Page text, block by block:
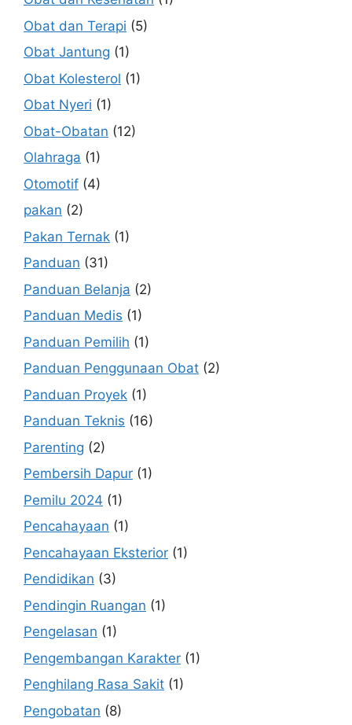
Obat dan Terapi (5)
Obat Jantung (1)
Obat Kolesterol (1)
Obat Nyeri (1)
Obat-Obatan (12)
Olahraga (1)
Otomotif (4)
pakan (2)
Pakan Ternak (1)
Panduan (31)
Panduan Belanja (2)
Panduan Medis (1)
Panduan Pemilih (1)
Panduan Penggunaan Obat (2)
Panduan Proyek (1)
Panduan Teknis (16)
Parenting (2)
Pembersih Dapur (1)
Pemilu 2024 (1)
Pencahayaan (1)
Pencahayaan Eksterior (1)
Pendidikan (3)
Pendingin Ruangan (1)
Pengelasan (1)
Pengembangan Karakter (1)
Penghilang Rasa Sakit (1)
Pengobatan (8)